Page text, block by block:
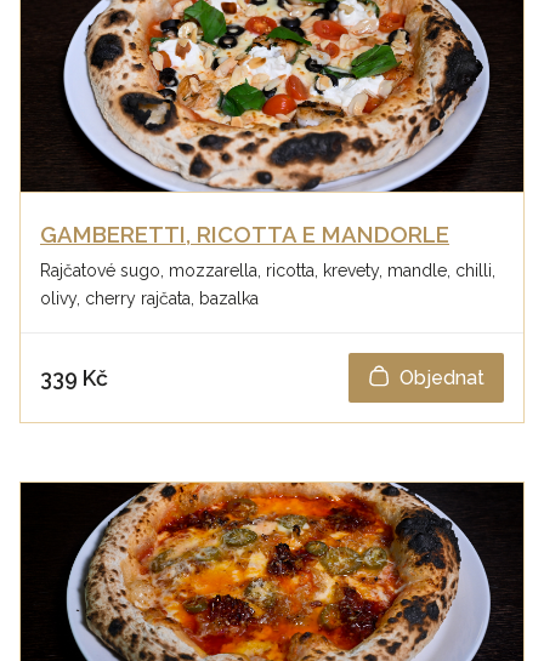
GAMBERETTI, RICOTTA E MANDORLE
Rajčatové sugo, mozzarella, ricotta, krevety, mandle, chilli,
olivy, cherry rajčata, bazalka
339 Kč Objednat